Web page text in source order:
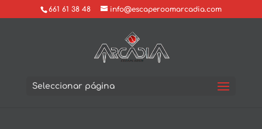
661 61 38 48 info@escaperoomarcadia.com
Seleccionar página